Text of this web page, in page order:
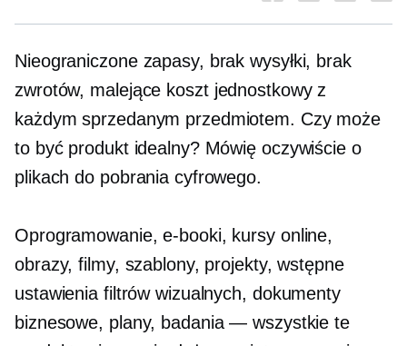
Nieograniczone zapasy, brak wysyłki, brak
zwrotów, malejące koszt jednostkowyz
każdym sprzedanym przedmiotem. Czy może
to być produkt idealny? Mówię oczywiście o
plikach do pobrania cyfrowego.
Oprogramowanie, e-booki, kursy online,
obrazy, filmy, szablony, projekty, wstępne
ustawienia filtrów wizualnych, dokumenty
biznesowe, plany, badania — wszystkie te